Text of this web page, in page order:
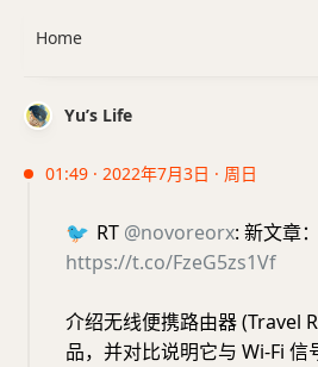
Yu’s Life
01:49 · 2022年7月3日 · 周日
🐦 RT @novoreorx: 新文章
https://t.co/FzeG5zs1Vf
介绍无线便携路由器 (Travel
品，并对比说明它与 Wi-Fi 信
Home